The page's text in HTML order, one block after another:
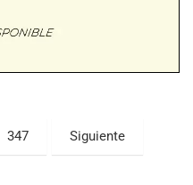
347 Siguiente